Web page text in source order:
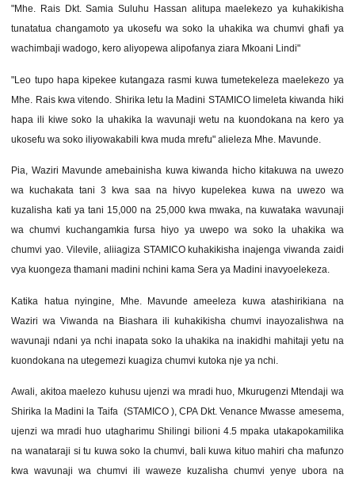
"Mhe. Rais Dkt. Samia Suluhu Hassan alitupa maelekezo ya kuhakikisha
tunatatua changamoto ya ukosefu wa soko la uhakika wa chumvi ghafi ya
wachimbaji wadogo, kero aliyopewa alipofanya ziara Mkoani Lindi"
"Leo tupo hapa kipekee kutangaza rasmi kuwa tumetekeleza maelekezo ya
Mhe. Rais kwa vitendo. Shirika letu la Madini STAMICO limeleta kiwanda hiki
hapa ili kiwe soko la uhakika la wavunaji wetu na kuondokana na kero ya
ukosefu wa soko iliyowakabili kwa muda mrefu" alieleza Mhe. Mavunde.
Pia, Waziri Mavunde amebainisha kuwa kiwanda hicho kitakuwa na uwezo
wa kuchakata tani 3 kwa saa na hivyo kupelekea kuwa na uwezo wa
kuzalisha kati ya tani 15,000 na 25,000 kwa mwaka, na kuwataka wavunaji
wa chumvi kuchangamkia fursa hiyo ya uwepo wa soko la uhakika wa
chumvi yao. Vilevile, aliiagiza STAMICO kuhakikisha inajenga viwanda zaidi
vya kuongeza thamani madini nchini kama Sera ya Madini inavyoelekeza.
Katika hatua nyingine, Mhe. Mavunde ameeleza kuwa atashirikiana na
Waziri wa Viwanda na Biashara ili kuhakikisha chumvi inayozalishwa na
wavunaji ndani ya nchi inapata soko la uhakika na inakidhi mahitaji yetu na
kuondokana na utegemezi kuagiza chumvi kutoka nje ya nchi.
Awali, akitoa maelezo kuhusu ujenzi wa mradi huo, Mkurugenzi Mtendaji wa
Shirika la Madini la Taifa (STAMICO ), CPA Dkt. Venance Mwasse amesema,
ujenzi wa mradi huo utagharimu Shilingi bilioni 4.5 mpaka utakapokamilika
na wanataraji si tu kuwa soko la chumvi, bali kuwa kituo mahiri cha mafunzo
kwa wavunaji wa chumvi ili waweze kuzalisha chumvi yenye ubora na